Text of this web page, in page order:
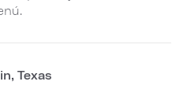
Texas